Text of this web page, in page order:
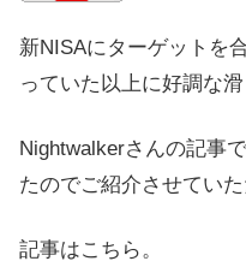
新NISAにターゲットを
っていた以上に好調な滑
Nightwalkerさんの記事
たのでご紹介させていた
記事はこちら。